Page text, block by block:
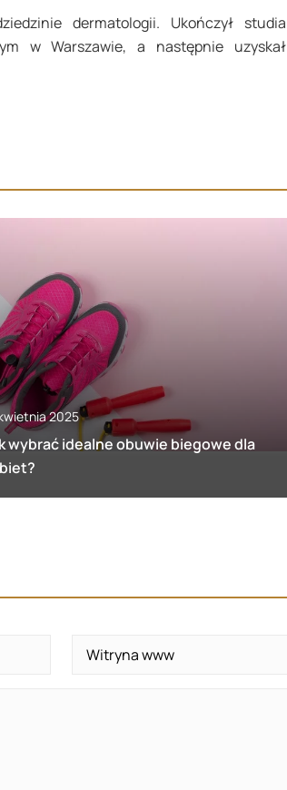
dermatologii. Ukończył studia
w Warszawie, a następnie uzyskał
2025
wybrać idealne obuwie biegowe dla